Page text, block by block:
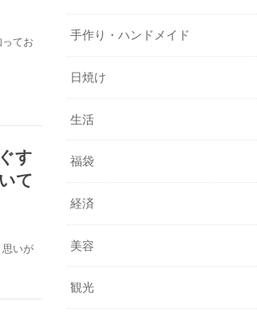
てお
す
て
思いが
手作り・ハンドメイド
日焼け
生活
福袋
経済
美容
観光